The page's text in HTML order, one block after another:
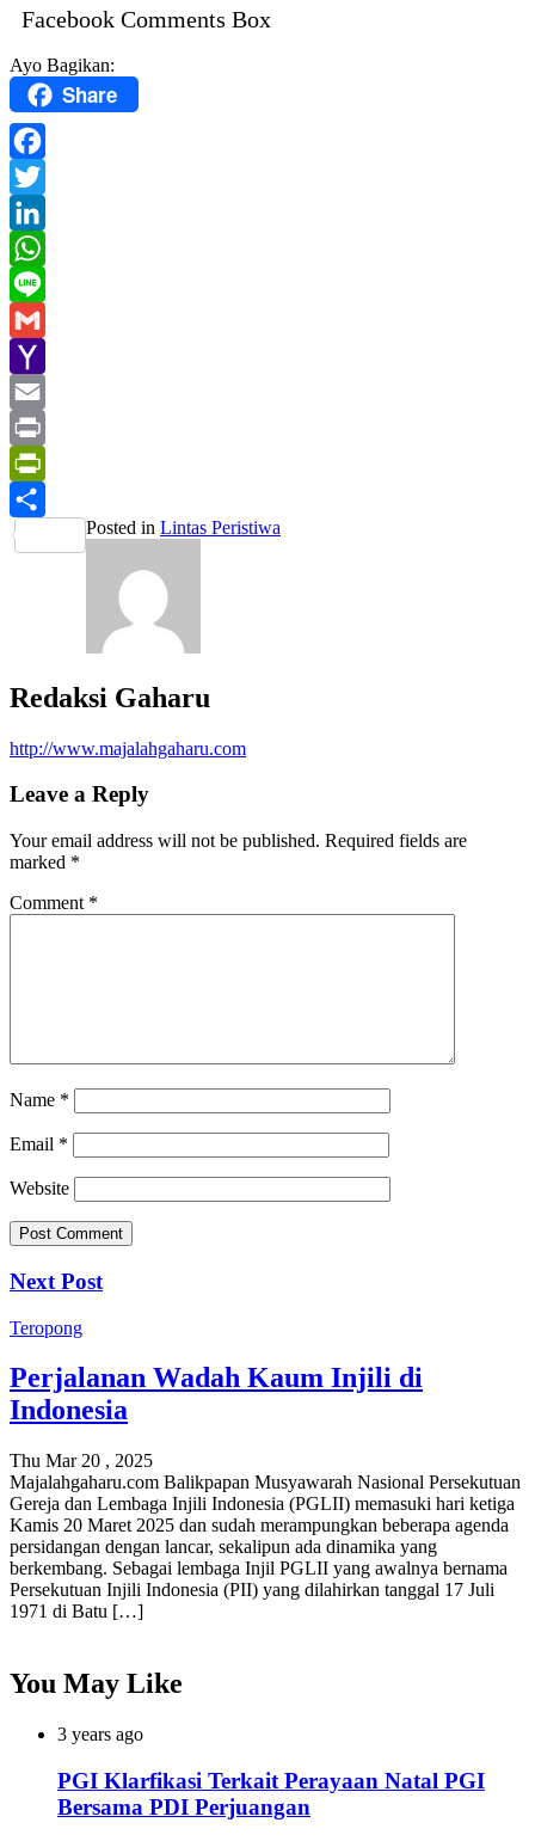
Facebook Comments Box
Ayo Bagikan:
Share
Facebook
Twitter
LinkedIn
WhatsApp
Line
Gmail
Yahoo
Mail
Email
Print
PrintFriendly
Share
Posted in Lintas Peristiwa
Redaksi Gaharu
http://www.majalahgaharu.com
Leave a Reply
Your email address will not be published. Required fields are
marked *
Comment *
Name *
Email *
Website
Next Post
Teropong
Perjalanan Wadah Kaum Injili di
Indonesia
Thu Mar 20 , 2025
Majalahgaharu.com Balikpapan Musyawarah Nasional Persekutuan
Gereja dan Lembaga Injili Indonesia (PGLII) memasuki hari ketiga
Kamis 20 Maret 2025 dan sudah merampungkan beberapa agenda
persidangan dengan lancar, sekalipun ada dinamika yang
berkembang. Sebagai lembaga Injil PGLII yang awalnya bernama
Persekutuan Injili Indonesia (PII) yang dilahirkan tanggal 17 Juli
1971 di Batu […]
You May Like
3 years ago
PGI Klarfikasi Terkait Perayaan Natal PGI
Bersama PDI Perjuangan